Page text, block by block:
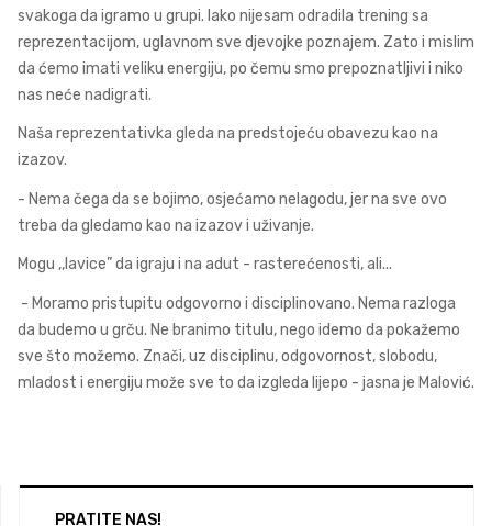
svakoga da igramo u grupi. Iako nijesam odradila trening sa
reprezentacijom, uglavnom sve djevojke poznajem. Zato i mislim
da ćemo imati veliku energiju, po čemu smo prepoznatljivi i niko
nas neće nadigrati.
Naša reprezentativka gleda na predstojeću obavezu kao na
izazov.
- Nema čega da se bojimo, osjećamo nelagodu, jer na sve ovo
treba da gledamo kao na izazov i uživanje.
Mogu ,,lavice” da igraju i na adut - rasterećenosti, ali...
- Moramo pristupitu odgovorno i disciplinovano. Nema razloga
da budemo u grču. Ne branimo titulu, nego idemo da pokažemo
sve što možemo. Znači, uz disciplinu, odgovornost, slobodu,
mladost i energiju može sve to da izgleda lijepo - jasna je Malović.
PRATITE NAS!